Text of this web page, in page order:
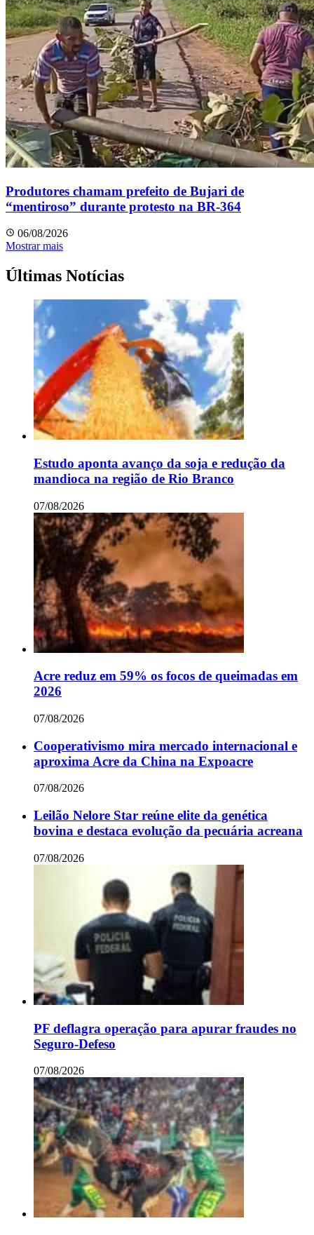
Produtores chamam prefeito de Bujari de
“mentiroso” durante protesto na BR-364
06/08/2026
Mostrar mais
Últimas Notícias
Estudo aponta avanço da soja e redução da
mandioca na região de Rio Branco
07/08/2026
Acre reduz em 59% os focos de queimadas em
2026
07/08/2026
Cooperativismo mira mercado internacional e
aproxima Acre da China na Expoacre
07/08/2026
Leilão Nelore Star reúne elite da genética
bovina e destaca evolução da pecuária acreana
07/08/2026
PF deflagra operação para apurar fraudes no
Seguro-Defeso
07/08/2026